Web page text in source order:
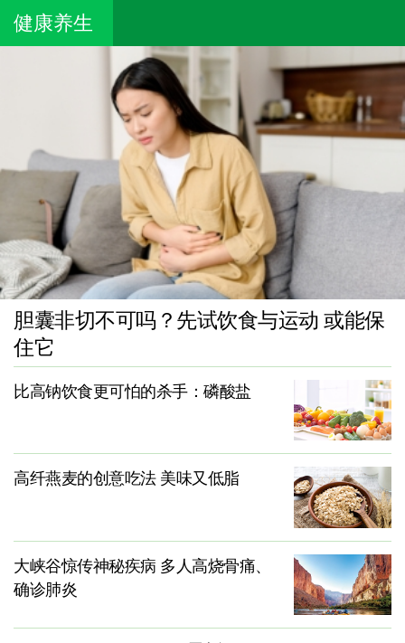
健康养生
胆囊非切不可吗？先试饮食与运动 或能保
住它
比高钠饮食更可怕的杀手：磷酸盐
高纤燕麦的创意吃法 美味又低脂
大峡谷惊传神秘疾病 多人高烧骨痛、
确诊肺炎